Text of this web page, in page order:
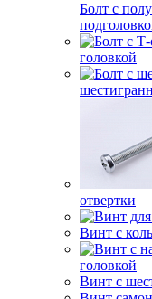
Болт с
головкой
отвертки
Винт с
головкой
Винт с